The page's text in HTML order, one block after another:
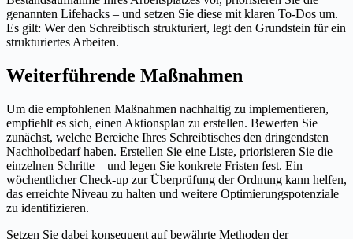
genannten Lifehacks – und setzen Sie diese mit klaren To-Dos um.
Es gilt: Wer den Schreibtisch strukturiert, legt den Grundstein für ein
strukturiertes Arbeiten.
Weiterführende Maßnahmen
Um die empfohlenen Maßnahmen nachhaltig zu implementieren,
empfiehlt es sich, einen Aktionsplan zu erstellen. Bewerten Sie
zunächst, welche Bereiche Ihres Schreibtisches den dringendsten
Nachholbedarf haben. Erstellen Sie eine Liste, priorisieren Sie die
einzelnen Schritte – und legen Sie konkrete Fristen fest. Ein
wöchentlicher Check-up zur Überprüfung der Ordnung kann helfen,
das erreichte Niveau zu halten und weitere Optimierungspotenziale
zu identifizieren.
Setzen Sie dabei konsequent auf bewährte Methoden der